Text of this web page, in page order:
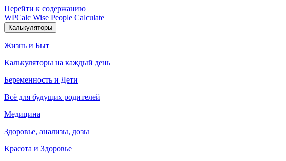
Перейти к содержанию
WPCalc Wise People Calculate
Калькуляторы
Жизнь и Быт
Калькуляторы на каждый день
Беременность и Дети
Всё для будущих родителей
Медицина
Здоровье, анализы, дозы
Красота и Здоровье